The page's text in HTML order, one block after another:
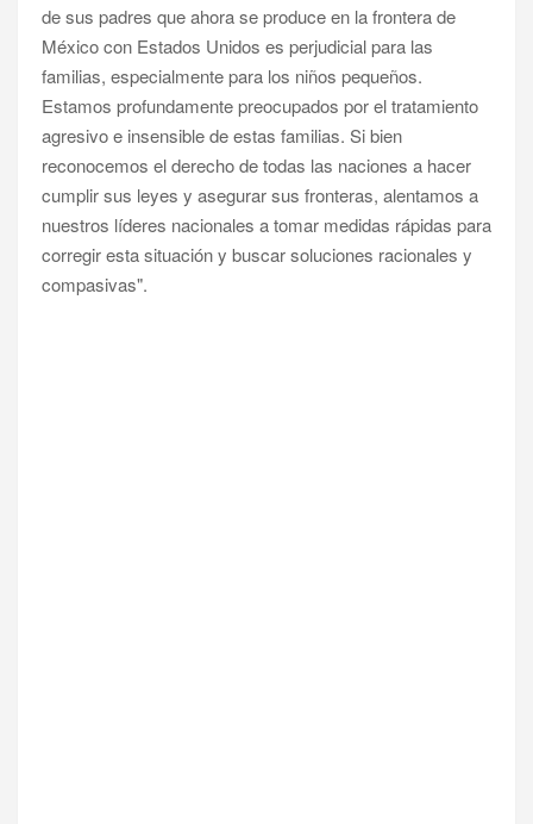
de sus padres que ahora se produce en la frontera de
México con Estados Unidos es perjudicial para las
familias, especialmente para los niños pequeños.
Estamos profundamente preocupados por el tratamiento
agresivo e insensible de estas familias. Si bien
reconocemos el derecho de todas las naciones a hacer
cumplir sus leyes y asegurar sus fronteras, alentamos a
nuestros líderes nacionales a tomar medidas rápidas para
corregir esta situación y buscar soluciones racionales y
compasivas".